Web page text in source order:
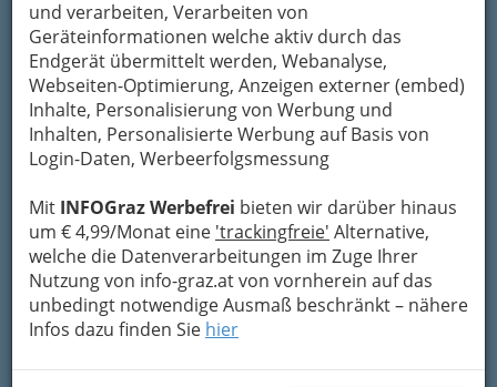
und verarbeiten, Verarbeiten von
Geräteinformationen welche aktiv durch das
Endgerät übermittelt werden, Webanalyse,
Webseiten-Optimierung, Anzeigen externer (embed)
Inhalte, Personalisierung von Werbung und
Inhalten, Personalisierte Werbung auf Basis von
Login-Daten, Werbeerfolgsmessung
Mit INFOGraz Werbefrei bieten wir darüber hinaus
um € 4,99/Monat eine 'trackingfreie' Alternative,
welche die Datenverarbeitungen im Zuge Ihrer
Nutzung von info-graz.at von vornherein auf das
unbedingt notwendige Ausmaß beschränkt – nähere
Infos dazu finden Sie hier
Kategorien
3
Winzerhof Adolf u. Elfriede Leitner
Einöd 15, 8442 Kitzeck
+43 3456 3430
Karte & Routenplaner
Eintrag ändern
Kategorien
4
Weingut LORENZ Kitzeck
+43 3456 2311